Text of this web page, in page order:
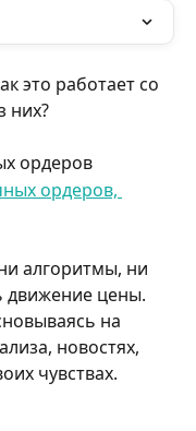
это работает со
них?
ордеров
ордеров,
алгоритмы, ни
движение цены.
на
новостях,
чувствах.